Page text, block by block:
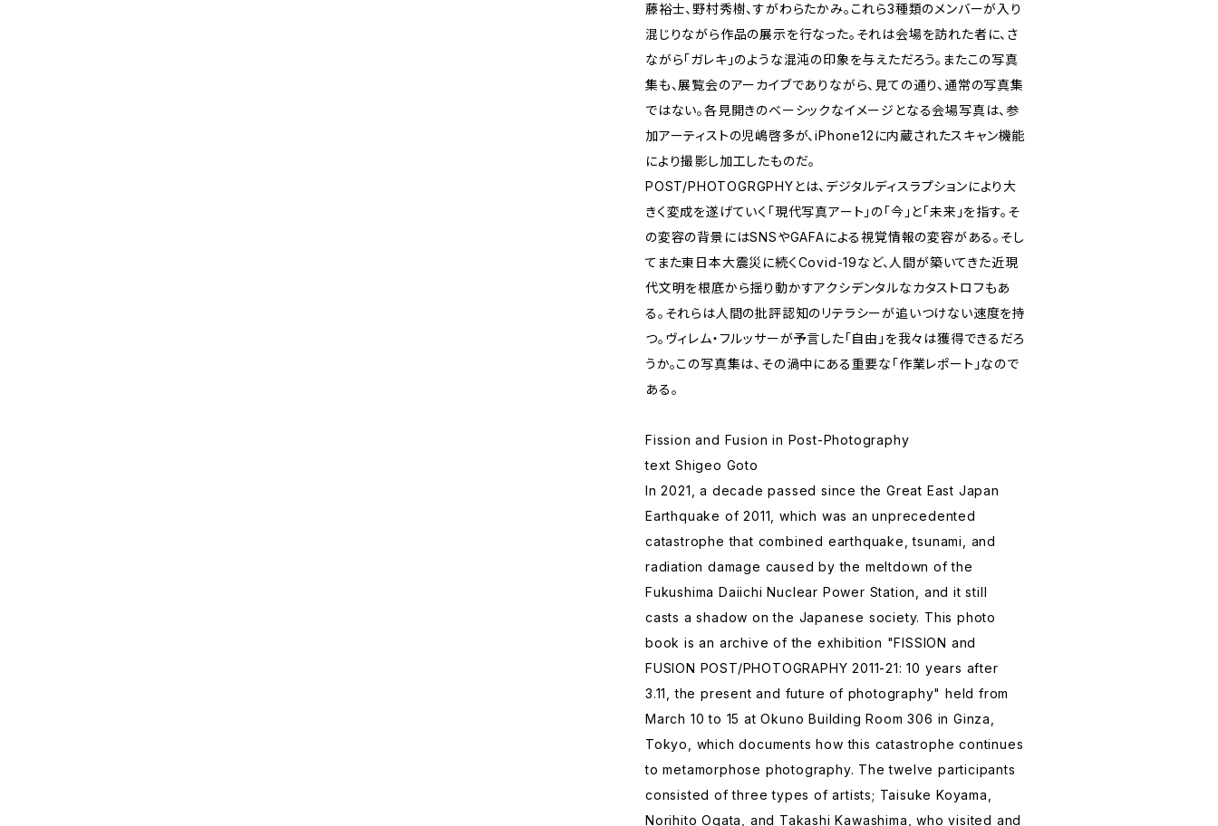
藤裕士、野村秀樹、すがわらたかみ。これら3種類のメンバーが入り
混じりながら作品の展示を行なった。それは会場を訪れた者に、さ
ながら「ガレキ」のような混沌の印象を与えただろう。またこの写真
集も、展覧会のアーカイブでありながら、見ての通り、通常の写真集
ではない。各見開きのベーシックなイメージとなる会場写真は、参
加アーティストの児嶋啓多が、iPhone12に内蔵されたスキャン機能
により撮影し加工したものだ。
POST/PHOTOGRGPHYとは、デジタルディスラプションにより大
きく変成を遂げていく「現代写真アート」の「今」と「未来」を指す。そ
の変容の背景にはSNSやGAFAによる視覚情報の変容がある。そし
てまた東日本大震災に続くCovid-19など、人間が築いてきた近現
代文明を根底から揺り動かすアクシデンタルなカタストロフもあ
る。それらは人間の批評認知のリテラシーが追いつけない速度を持
つ。ヴィレム・フルッサーが予言した「自由」を我々は獲得できるだろ
うか。この写真集は、その渦中にある重要な「作業レポート」なので
ある。
Fission and Fusion in Post-Photography
text Shigeo Goto
In 2021, a decade passed since the Great East Japan
Earthquake of 2011, which was an unprecedented
catastrophe that combined earthquake, tsunami, and
radiation damage caused by the meltdown of the
Fukushima Daiichi Nuclear Power Station, and it still
casts a shadow on the Japanese society. This photo
book is an archive of the exhibition "FISSION and
FUSION POST/PHOTOGRAPHY 2011-21: 10 years after
3.11, the present and future of photography" held from
March 10 to 15 at Okuno Building Room 306 in Ginza,
Tokyo, which documents how this catastrophe continues
to metamorphose photography. The twelve participants
consisted of three types of artists; Taisuke Koyama,
Norihito Ogata, and Takashi Kawashima, who visited and